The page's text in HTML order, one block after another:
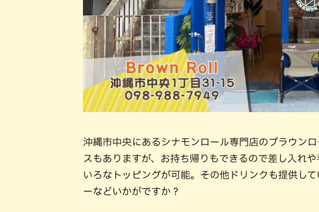
沖縄市中央にあるシナモンロール専門店のブラウン
スもありますが、お持ち帰りもできるので差し入れ
いろなトッピングが可能。その他ドリンクも提供し
ーなどいかがですか？